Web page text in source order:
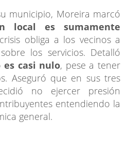
municipio, Moreira marcó
local es sumamente
obliga a los vecinos a
los servicios. Detalló
es casi nulo, pese a tener
Aseguró que en sus tres
no ejercer presión
entendiendo la
general.